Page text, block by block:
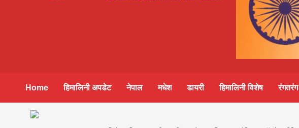
Himalini.com-
hindi magazine
||madhesh
Home हिमालिनी अपडेट नेपाल मधेश डायरी हिमालिनी विशेष रंगतरंग